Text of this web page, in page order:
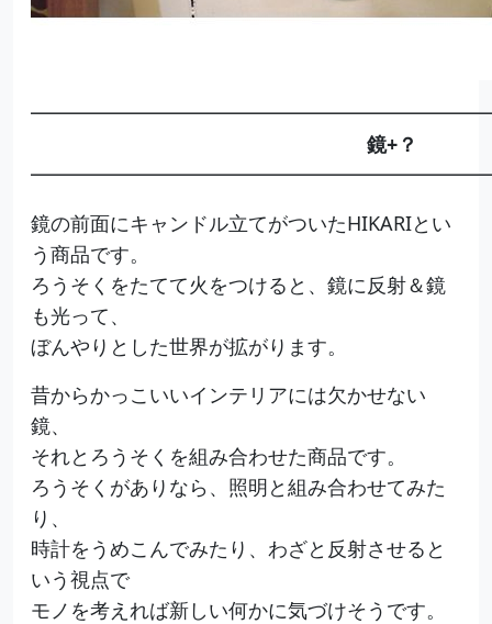
鏡+？
鏡の前面にキャンドル立てがついたHIKARIとい
う商品です。
ろうそくをたてて火をつけると、鏡に反射＆鏡
も光って、
ぼんやりとした世界が拡がります。
昔からかっこいいインテリアには欠かせない
鏡、
それとろうそくを組み合わせた商品です。
ろうそくがありなら、照明と組み合わせてみた
り、
時計をうめこんでみたり、わざと反射させると
いう視点で
モノを考えれば新しい何かに気づけそうです。